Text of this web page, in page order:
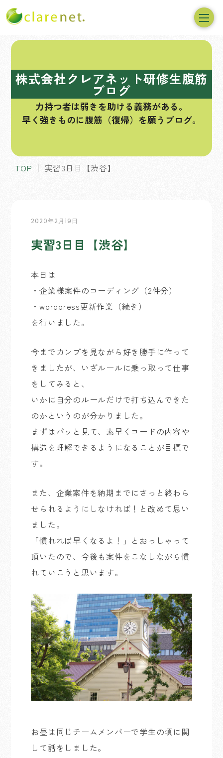
株式会社クレアネット研修生腹筋
ブログ
力持つ者は弱きを助ける義務がある。
早く強きものに腹筋（復帰）を願うブログ。
TOP 実習3日目【渋谷】
2020年2月19日
実習3日目【渋谷】
本日は
・企業様案件のコーディング（2件分）
・wordpress更新作業（続き）
を行いました。
今までカンプを見ながら好き勝手に作って
きましたが、いざルールに乗っ取って仕事
をしてみると、
いかに自分のルールだけで打ち込んできた
のかというのが分かりました。
まずはパッと見て、素早くコードの内容や
構造を理解できるようになることが目標で
す。
また、企業案件を納期までにさっと終わら
せられるようにしなければ！と改めて思い
ました。
「慣れれば早くなるよ！」とおっしゃって
頂いたので、今後も案件をこなしながら慣
れていこうと思います。
お昼は同じチームメンバーで学生の頃に関
して話をしました。